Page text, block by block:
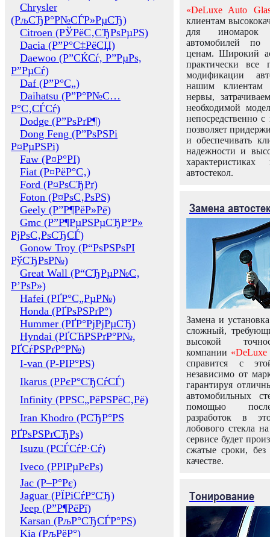
Chrysler
(РљСЂР°Р№СЃР»РµСЂ)
Citroen (РЎРёС‚СЂРѕРµРЅ)
Dacia (Р”Р°С‡РёСЏ)
Daewoo (Р”СЌСѓ, Р”РµРѕ,
Р”РµСѓ)
Daf (Р”Р°С„)
Daihatsu (Р”Р°Р№С…
Р°С‚СЃСѓ)
Dodge (Р”РѕРґР¶)
Dong Feng (Р”РѕРЅРі
Р¤РµРЅРі)
Faw (Р¤Р°РІ)
Fiat (Р¤РёР°С‚)
Ford (Р¤РѕСЂРґ)
Foton (Р¤РѕС‚РѕРЅ)
Geely (Р”Р¶РёР»Рё)
Gmc (Р”Р¶РµРЅРµСЂР°Р»
РјРѕС‚РѕСЂСЃ)
Gonow Troy (Р“РѕРЅРѕРІ
РўСЂРѕР№)
Great Wall (Р“СЂРµР№С‚
Р’РѕР»)
Hafei (РҐР°С„РµР№)
Honda (РҐРѕРЅРґР°)
Hummer (РҐР°РјРјРµСЂ)
Hyndai (РҐСЋРЅРґР°Р№,
РҐСѓРЅРґР°Р№)
I-van (Р-РІР°РЅ)
Ikarus (РРєР°СЂСѓСЃ)
Infinity (РРЅС„РёРЅРёС‚Рё)
Iran Khodro (РСЂР°РЅ
РҐРѕРЅРґСЂРѕ)
Isuzu (РСЃСѓР·Сѓ)
Iveco (РРІРµРєРѕ)
Jac (Р–Р°Рє)
Jaguar (РЇРіСѓР°СЂ)
Jeep (Р”Р¶РёРї)
Karsan (РљР°СЂСЃР°РЅ)
Kia (РљРёР°)
«DeLuxe Auto
клиентам
для иномарок
автомобилей
ценам. Широкий
практически все
модификации
нашим клиентам
нервы,
необходимой
непосредственно
позволяет
и обеспечивать
надежности и
автостекол.
Замена
Замена и
сложный,
высокой
компании «DeLuxe
справится с
независимо от
гарантируя
автомобильных
помощью
разработок в
лобового стекла
сервисе будет
сжатые сроки,
качестве.
Тонирование